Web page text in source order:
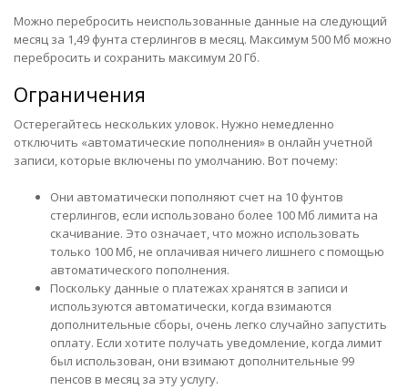
Можно перебросить неиспользованные данные на следующий
месяц за 1,49 фунта стерлингов в месяц. Максимум 500 Мб можно
перебросить и сохранить максимум 20 Гб.
Ограничения
Остерегайтесь нескольких уловок. Нужно немедленно
отключить «автоматические пополнения» в онлайн учетной
записи, которые включены по умолчанию. Вот почему:
Они автоматически пополняют счет на 10 фунтов
стерлингов, если использовано более 100 Мб лимита на
скачивание. Это означает, что можно использовать
только 100 Мб, не оплачивая ничего лишнего с помощью
автоматического пополнения.
Поскольку данные о платежах хранятся в записи и
используются автоматически, когда взимаются
дополнительные сборы, очень легко случайно запустить
оплату. Если хотите получать уведомление, когда лимит
был использован, они взимают дополнительные 99
пенсов в месяц за эту услугу.